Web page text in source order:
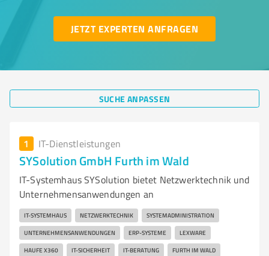
JETZT EXPERTEN ANFRAGEN
SUCHE ANPASSEN
1 IT-Dienstleistungen
SYSolution GmbH Furth im Wald
IT-Systemhaus SYSolution bietet Netzwerktechnik und
Unternehmensanwendungen an
IT-SYSTEMHAUS NETZWERKTECHNIK SYSTEMADMINISTRATION
UNTERNEHMENSANWENDUNGEN ERP-SYSTEME LEXWARE
HAUFE X360 IT-SICHERHEIT IT-BERATUNG FURTH IM WALD